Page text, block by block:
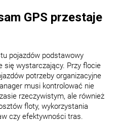
GPS przestaje
pojazdów podstawowy
się wystarczający. Przy flocie
potrzeby organizacyjne
musi kontrolować nie
rzeczywistym, ale również
floty, wykorzystania
czy efektywności tras.